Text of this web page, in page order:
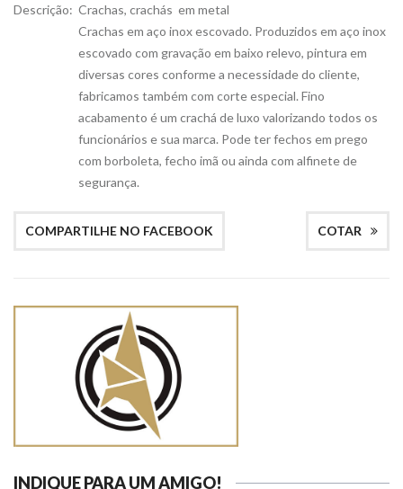
Descrição: Crachas, crachás em metal
Crachas em aço inox escovado. Produzidos em aço inox
escovado com gravação em baixo relevo, pintura em
diversas cores conforme a necessidade do cliente,
fabricamos também com corte especial. Fino
acabamento é um crachá de luxo valorizando todos os
funcionários e sua marca. Pode ter fechos em prego
com borboleta, fecho imã ou ainda com alfinete de
segurança.
COTAR
COMPARTILHE NO FACEBOOK
INDIQUE PARA UM AMIGO!